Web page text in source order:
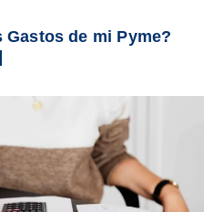
de mi Pyme?